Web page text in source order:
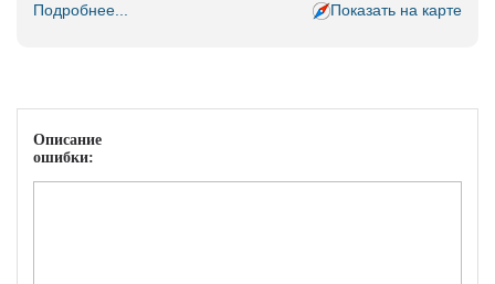
Подробнее... Показать на карте
Описание
ошибки: